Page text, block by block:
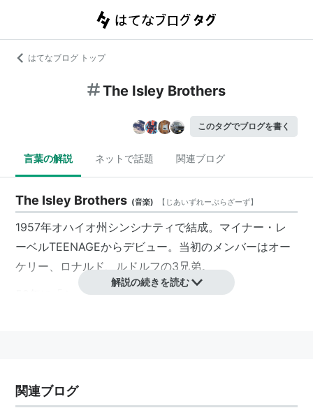
はてなブログ トップ
The Isley Brothers
このタグでブログを書く
言葉の解説 ネットで話題 関連ブログ
The Isley Brothers (音楽) 【 じあいずれーぶらざーず】
1957年オハイオ州シンシナティで結成。マイナー・レ
ーベルTEENAGEからデビュー。当初のメンバーはオー
ケリー、ロナルド、ルドルフの3兄弟。
59年に「シャウト」がヒット。
66年から68年までは
解説の続きを読む
関連ブログ